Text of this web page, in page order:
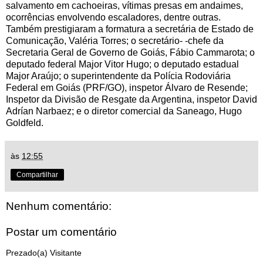
salvamento em cachoeiras, vítimas presas em andaimes,
ocorrências envolvendo escaladores, dentre outras.
Também prestigiaram a formatura a secretária de Estado de
Comunicação, Valéria Torres; o secretário- -chefe da
Secretaria Geral de Governo de Goiás, Fábio Cammarota; o
deputado federal Major Vitor Hugo; o deputado estadual
Major Araújo; o superintendente da Polícia Rodoviária
Federal em Goiás (PRF/GO), inspetor Álvaro de Resende;
Inspetor da Divisão de Resgate da Argentina, inspetor David
Adrían Narbaez; e o diretor comercial da Saneago, Hugo
Goldfeld.
às 12:55
Compartilhar
Nenhum comentário:
Postar um comentário
Prezado(a) Visitante